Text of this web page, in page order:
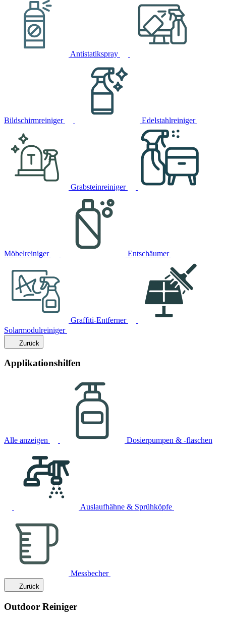
Antistatikspray
Bildschirmreiniger Edelstahlreiniger
Grabsteinreiniger
Möbelreiniger Entschäumer
Graffiti-Entferner
Solarmodulreiniger
Zurück
Applikationshilfen
Alle anzeigen Dosierpumpen & -flaschen
Auslaufhähne & Sprühköpfe
Messbecher
Zurück
Outdoor Reiniger